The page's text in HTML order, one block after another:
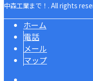
中森工業まで！. All rights
ホーム
電話
メール
マップ